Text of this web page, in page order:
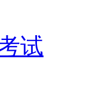
试